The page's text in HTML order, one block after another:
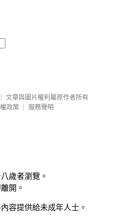
文章與圖片權利屬原作者所有
政策
服務聲明
歲者瀏覽。
開。
容提供給未成年人士。